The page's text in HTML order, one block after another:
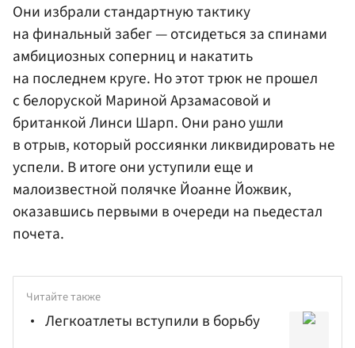
Они избрали стандартную тактику
на финальный забег — отсидеться за спинами
амбициозных соперниц и накатить
на последнем круге. Но этот трюк не прошел
с белоруской Мариной Арзамасовой и
британкой Линси Шарп. Они рано ушли
в отрыв, который россиянки ликвидировать не
успели. В итоге они уступили еще и
малоизвестной полячке Йоанне Йожвик,
оказавшись первыми в очереди на пьедестал
почета.
Читайте также
Легкоатлеты вступили в борьбу